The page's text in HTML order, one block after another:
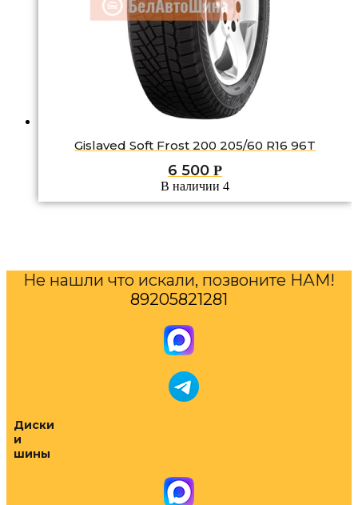
Gislaved Soft Frost 200 205/60 R16 96T
6 500 Р
В наличии 4
Не нашли что искали, позвоните НАМ!
89205821281
Диски
и
шины